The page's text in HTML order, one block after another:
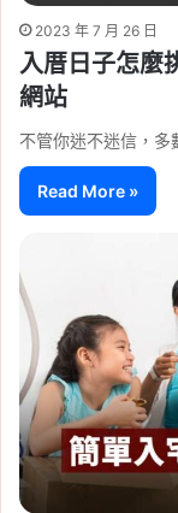
2023 年 7 月 26 日
入厝日子怎麼
網站
不管你迷不迷信，
Read More »